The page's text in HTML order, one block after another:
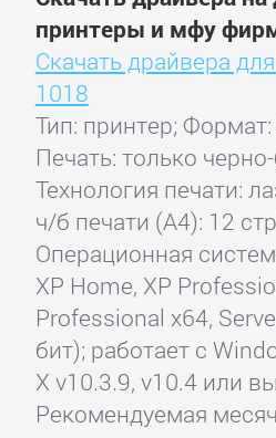
принтеры и мфу
Скачать драйвера
1018
Тип: принтер;
Печать: только
Технология печати:
ч/б печати (А4): 12
Операционная
XP Home, XP
Professional x64,
бит); работает с
X v10.3.9, v10.4 или
Рекомендуемая